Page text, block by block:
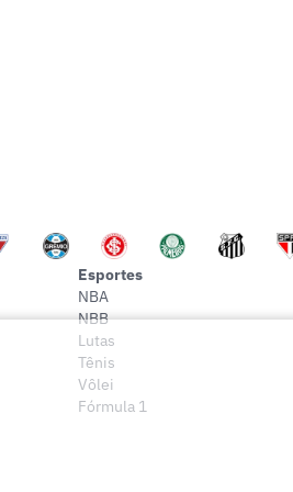
Esportes
NBA
NBB
Lutas
Tênis
Vôlei
Fórmula 1